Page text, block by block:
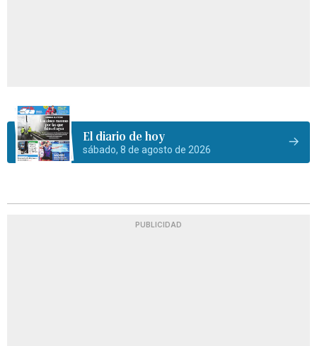
El diario de hoy
sábado, 8 de agosto de 2026
PUBLICIDAD